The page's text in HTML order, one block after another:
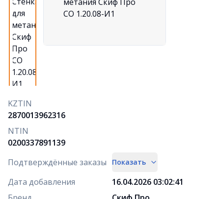
KZTIN
2870013962316
NTIN
0200337891139
Подтверждённые заказы
Показать
Дата добавления
16.04.2026 03:02:41